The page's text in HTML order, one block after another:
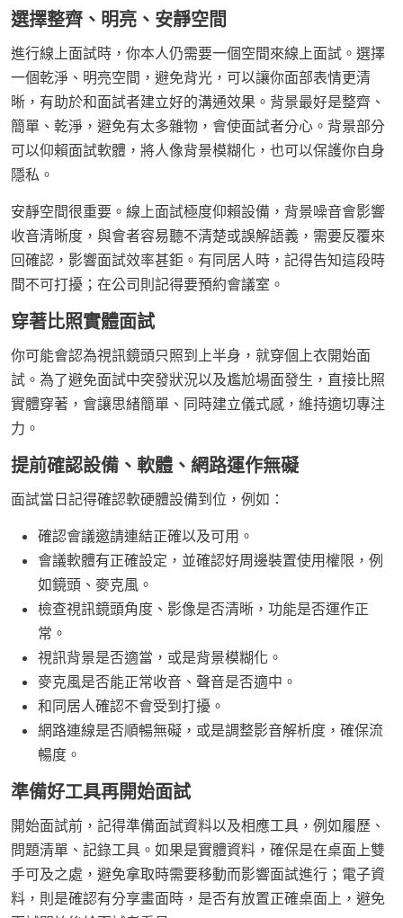
選擇整齊、明亮、安靜空間
進行線上面試時，你本人仍需要一個空間來線上面試。選擇
一個乾淨、明亮空間，避免背光，可以讓你面部表情更清
晰，有助於和面試者建立好的溝通效果。背景最好是整齊、
簡單、乾淨，避免有太多雜物，會使面試者分心。背景部分
可以仰賴面試軟體，將人像背景模糊化，也可以保護你自身
隱私。
安靜空間很重要。線上面試極度仰賴設備，背景噪音會影響
收音清晰度，與會者容易聽不清楚或誤解語義，需要反覆來
回確認，影響面試效率甚鉅。有同居人時，記得告知這段時
間不可打擾；在公司則記得要預約會議室。
穿著比照實體面試
你可能會認為視訊鏡頭只照到上半身，就穿個上衣開始面
試。為了避免面試中突發狀況以及尷尬場面發生，直接比照
實體穿著，會讓思緒簡單、同時建立儀式感，維持適切專注
力。
提前確認設備、軟體、網路運作無礙
面試當日記得確認軟硬體設備到位，例如：
確認會議邀請連結正確以及可用。
會議軟體有正確設定，並確認好周邊裝置使用權限，例
如鏡頭、麥克風。
檢查視訊鏡頭角度、影像是否清晰，功能是否運作正
常。
視訊背景是否適當，或是背景模糊化。
麥克風是否能正常收音、聲音是否適中。
和同居人確認不會受到打擾。
網路連線是否順暢無礙，或是調整影音解析度，確保流
暢度。
準備好工具再開始面試
開始面試前，記得準備面試資料以及相應工具，例如履歷、
問題清單、記錄工具。如果是實體資料，確保是在桌面上雙
手可及之處，避免拿取時需要移動而影響面試進行；電子資
料，則是確認有分享畫面時，是否有放置正確桌面上，避免